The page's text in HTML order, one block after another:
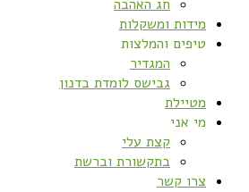
חג האהבה
מידות ומשקלות
טיפים והמלצות
המגדיר
גבישס לומדת בדנון
מטיילת
מי אני
קצת עלי
בתקשורת וברשת
צרו קשר